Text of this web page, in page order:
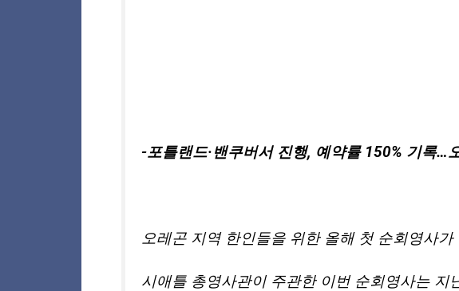
-포틀랜드·밴쿠버서 진행, 예약률 150% 기록…
오레곤 지역 한인들을 위한 올해 첫 순회영사
시애틀 총영사관이 주관한 이번 순회영사는